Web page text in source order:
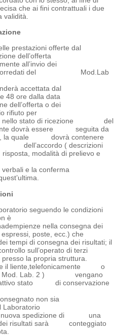
che ai fini contrattuali i due
validità.
prestazioni offerte dal
dell’offerta
all’invio dei
corredati del Mod.Lab
accettata dal
ore dalla data
dell’offerta o dei
rifiuto per
o nello stato di ricezione del
dovrà essere seguita da
la quale dovrà contenere
( descrizioni
modalità di prelievo e
e la conferma
seguendo le condizioni
è
nella consegna dei
poste, ecc.) che
tempi di consegna dei risultati; il
sull’operato di terzi
la propria struttura.
il liente,telefonicamente o
Mod. Lab. 2 ) vengano
il cattivo stato di conservazione
consegnato non sia
, il Laboratorio
spedizione di una
dei risultati sarà conteggiato